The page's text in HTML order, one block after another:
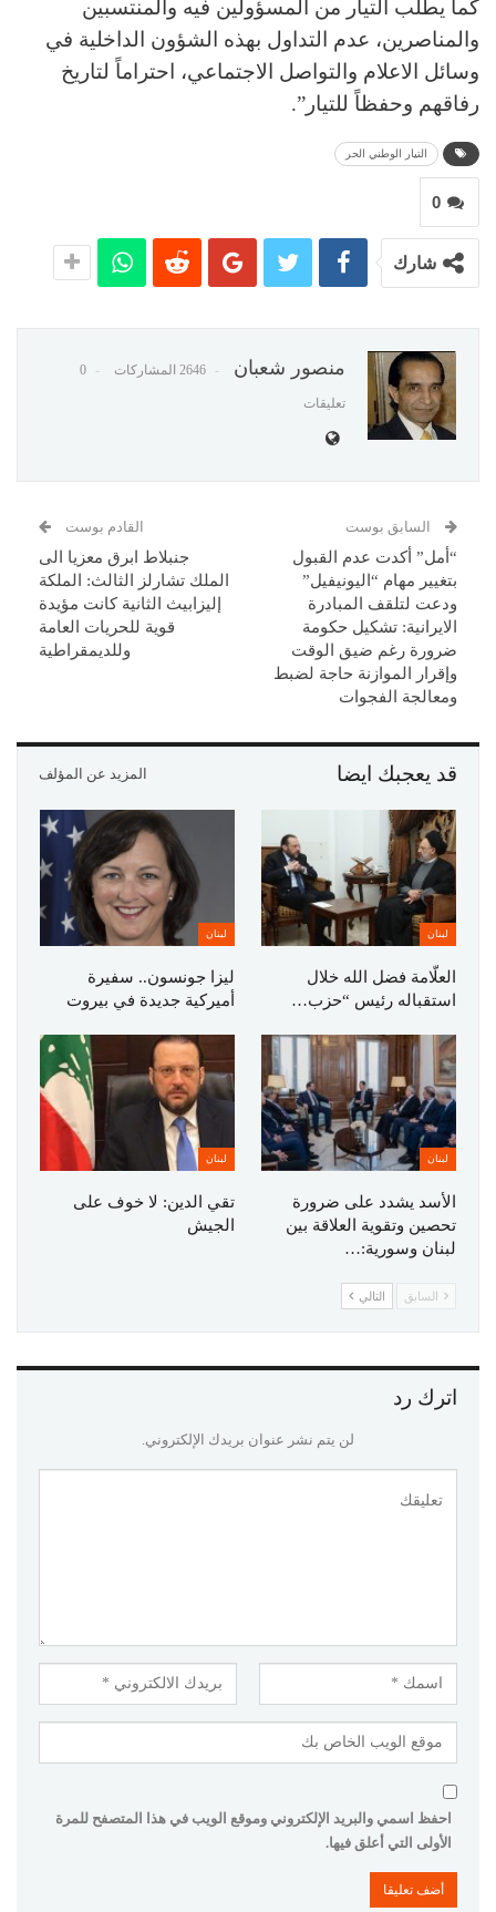
كما يطلب التيار من المسؤولين فيه والمنتسبين
والمناصرين، عدم التداول بهذه الشؤون الداخلية في
وسائل الاعلام والتواصل الاجتماعي، احتراماً لتاريخ
رفاقهم وحفظاً للتيار”.
التيار الوطني الحر
0
شارك
منصور شعبان 2646 المشاركات 0
تعليقات
السابق بوست
“أمل” أكدت عدم القبول
بتغيير مهام “اليونيفيل”
ودعت لتلقف المبادرة
الايرانية: تشكيل حكومة
ضرورة رغم ضيق الوقت
وإقرار الموازنة حاجة لضبط
ومعالجة الفجوات
القادم بوست
جنبلاط ابرق معزيا الى
الملك تشارلز الثالث: الملكة
إليزابيث الثانية كانت مؤيدة
قوية للحريات العامة
وللديمقراطية
قد يعجبك ايضا المزيد عن المؤلف
لبنان
العلّامة فضل الله خلال
استقباله رئيس “حزب…
لبنان
ليزا جونسون.. سفيرة
أميركية جديدة في بيروت
لبنان
الأسد يشدد على ضرورة
تحصين وتقوية العلاقة بين
لبنان وسورية:…
لبنان
تقي الدين: لا خوف على
الجيش
السابق التالي
اترك رد
لن يتم نشر عنوان بريدك الإلكتروني.
احفظ اسمي والبريد الإلكتروني وموقع الويب في هذا المتصفح للمرة
الأولى التي أعلق فيها.